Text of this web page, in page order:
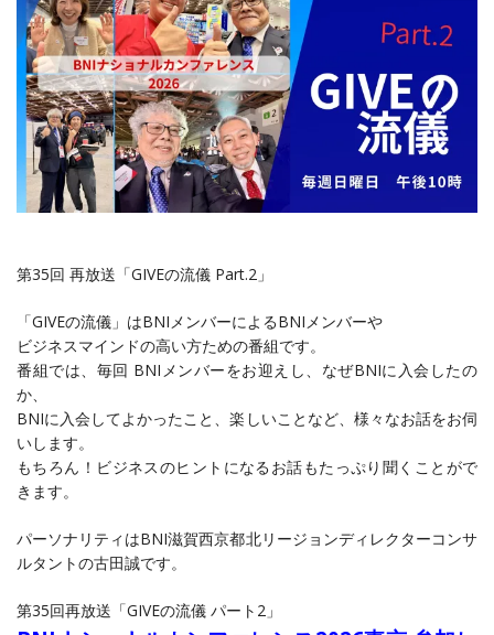
第35回 再放送「GIVEの流儀 Part.2」
「GIVEの流儀」はBNIメンバーによるBNIメンバーや
ビジネスマインドの高い方ための番組です。
番組では、毎回 BNIメンバーをお迎えし、なぜBNIに入会したの
か、
BNIに入会してよかったこと、楽しいことなど、様々なお話をお伺
いします。
もちろん！ビジネスのヒントになるお話もたっぷり聞くことがで
きます。
パーソナリティはBNI滋賀西京都北リージョンディレクターコンサ
ルタントの古田誠です。
第35回再放送「GIVEの流儀 パート2」